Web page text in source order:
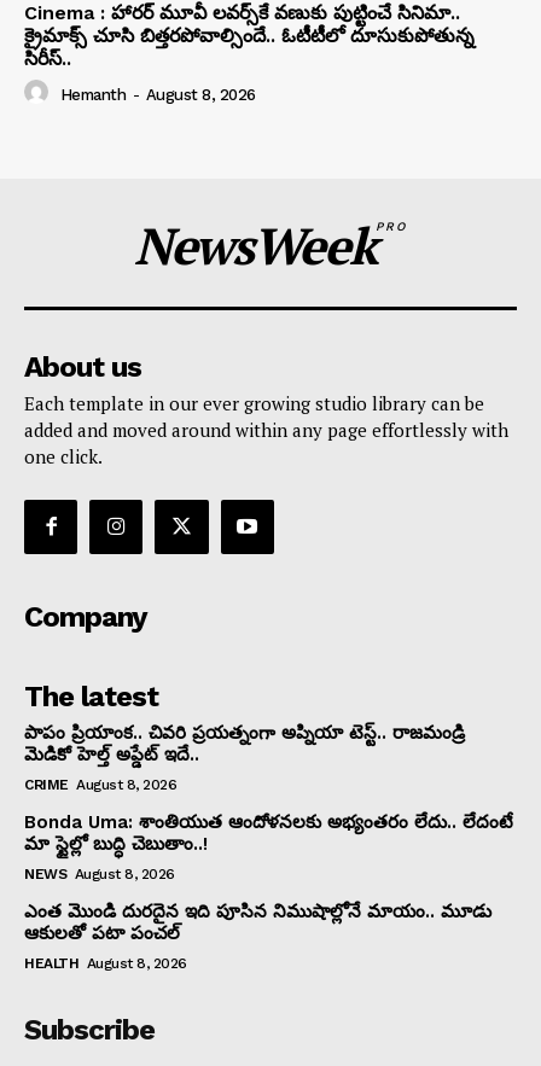
Cinema : హారర్ మూవీ లవర్స్‏కే వణుకు పుట్టించే సినిమా..
క్రైమాక్స్ చూసి బిత్తరపోవాల్సిందే.. ఓటీటీలో దూసుకుపోతున్న
సిరీస్..
Hemanth - August 8, 2026
NewsWeekPRO
About us
Each template in our ever growing studio library can be
added and moved around within any page effortlessly with
one click.
Company
The latest
పాపం ప్రియాంక.. చివరి ప్రయత్నంగా అప్నియా టెస్ట్.. రాజమండ్రి
మెడికో హెల్త్ అప్డేట్ ఇదే..
CRIME August 8, 2026
Bonda Uma: శాంతియుత ఆందోళనలకు అభ్యంతరం లేదు.. లేదంటే
మా స్టైల్లో బుద్ధి చెబుతాం..!
NEWS August 8, 2026
ఎంత మొండి దురదైన ఇది పూసిన నిముషాల్లోనే మాయం.. మూడు
ఆకులతో పటా పంచల్
HEALTH August 8, 2026
Subscribe